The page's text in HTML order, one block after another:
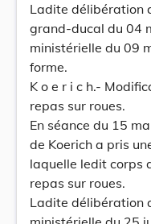
Ladite délibération
grand-ducal du 04
ministérielle du 09
forme.
K o e r i c h.-
repas sur roues.
En séance du 15
de Koerich a pris
laquelle ledit corps
repas sur roues.
Ladite délibération